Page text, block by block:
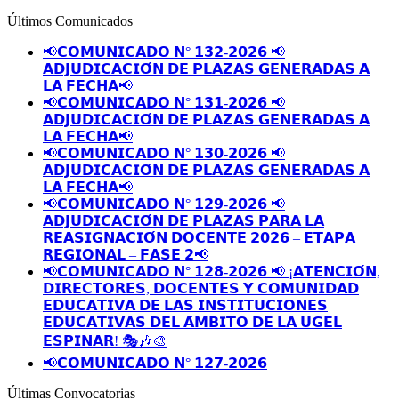
Últimos Comunicados
📢𝗖𝗢𝗠𝗨𝗡𝗜𝗖𝗔𝗗𝗢 𝗡° 𝟭𝟯𝟮-𝟮𝟬𝟮𝟲 📢
𝗔𝗗𝗝𝗨𝗗𝗜𝗖𝗔𝗖𝗜𝗢́𝗡 𝗗𝗘 𝗣𝗟𝗔𝗭𝗔𝗦 𝗚𝗘𝗡𝗘𝗥𝗔𝗗𝗔𝗦 𝗔
𝗟𝗔 𝗙𝗘𝗖𝗛𝗔📢
📢𝗖𝗢𝗠𝗨𝗡𝗜𝗖𝗔𝗗𝗢 𝗡° 𝟭𝟯𝟭-𝟮𝟬𝟮𝟲 📢
𝗔𝗗𝗝𝗨𝗗𝗜𝗖𝗔𝗖𝗜𝗢́𝗡 𝗗𝗘 𝗣𝗟𝗔𝗭𝗔𝗦 𝗚𝗘𝗡𝗘𝗥𝗔𝗗𝗔𝗦 𝗔
𝗟𝗔 𝗙𝗘𝗖𝗛𝗔📢
📢𝗖𝗢𝗠𝗨𝗡𝗜𝗖𝗔𝗗𝗢 𝗡° 𝟭𝟯𝟬-𝟮𝟬𝟮𝟲 📢
𝗔𝗗𝗝𝗨𝗗𝗜𝗖𝗔𝗖𝗜𝗢́𝗡 𝗗𝗘 𝗣𝗟𝗔𝗭𝗔𝗦 𝗚𝗘𝗡𝗘𝗥𝗔𝗗𝗔𝗦 𝗔
𝗟𝗔 𝗙𝗘𝗖𝗛𝗔📢
📢𝗖𝗢𝗠𝗨𝗡𝗜𝗖𝗔𝗗𝗢 𝗡° 𝟭𝟮𝟵-𝟮𝟬𝟮𝟲 📢
𝗔𝗗𝗝𝗨𝗗𝗜𝗖𝗔𝗖𝗜𝗢́𝗡 𝗗𝗘 𝗣𝗟𝗔𝗭𝗔𝗦 𝗣𝗔𝗥𝗔 𝗟𝗔
𝗥𝗘𝗔𝗦𝗜𝗚𝗡𝗔𝗖𝗜𝗢́𝗡 𝗗𝗢𝗖𝗘𝗡𝗧𝗘 𝟮𝟬𝟮𝟲 – 𝗘𝗧𝗔𝗣𝗔
𝗥𝗘𝗚𝗜𝗢𝗡𝗔𝗟 – 𝗙𝗔𝗦𝗘 𝟮📢
📢𝗖𝗢𝗠𝗨𝗡𝗜𝗖𝗔𝗗𝗢 𝗡° 𝟭𝟮𝟴-𝟮𝟬𝟮𝟲 📢 ¡𝗔𝗧𝗘𝗡𝗖𝗜𝗢́𝗡,
𝗗𝗜𝗥𝗘𝗖𝗧𝗢𝗥𝗘𝗦, 𝗗𝗢𝗖𝗘𝗡𝗧𝗘𝗦 𝗬 𝗖𝗢𝗠𝗨𝗡𝗜𝗗𝗔𝗗
𝗘𝗗𝗨𝗖𝗔𝗧𝗜𝗩𝗔 𝗗𝗘 𝗟𝗔𝗦 𝗜𝗡𝗦𝗧𝗜𝗧𝗨𝗖𝗜𝗢𝗡𝗘𝗦
𝗘𝗗𝗨𝗖𝗔𝗧𝗜𝗩𝗔𝗦 𝗗𝗘𝗟 𝗔́𝗠𝗕𝗜𝗧𝗢 𝗗𝗘 𝗟𝗔 𝗨𝗚𝗘𝗟
𝗘𝗦𝗣𝗜𝗡𝗔𝗥! 🎭🎶🎨
📢𝗖𝗢𝗠𝗨𝗡𝗜𝗖𝗔𝗗𝗢 𝗡° 𝟭𝟮𝟳-𝟮𝟬𝟮𝟲
Últimas Convocatorias